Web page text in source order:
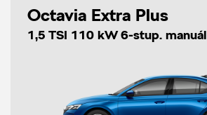
Octavia Extra Plus
1,5 TSI 110 kW 6-stup. manuál